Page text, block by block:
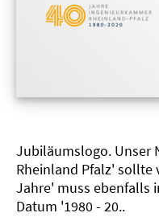
Jubiläumslogo. Unser
Rheinland Pfalz' sollte
Jahre' muss ebenfalls
Datum '1980 - 20..